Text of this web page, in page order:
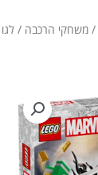
/ משחקי הרכבה / לגו